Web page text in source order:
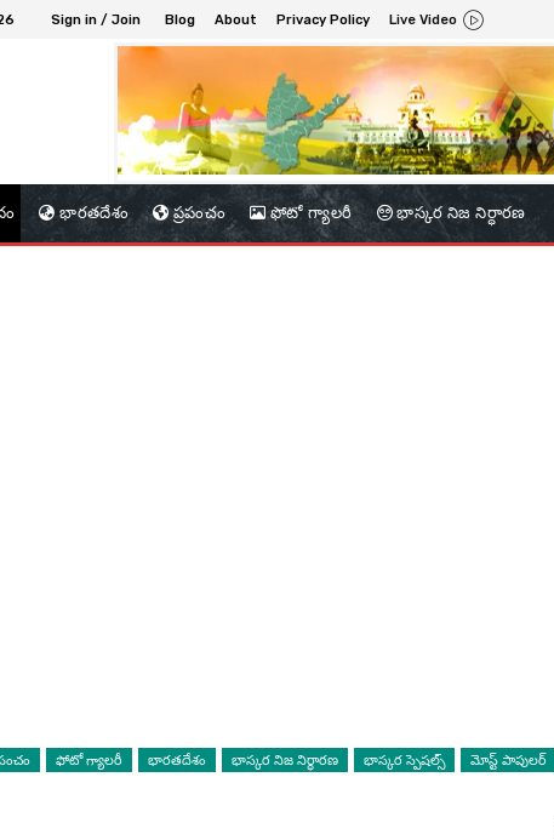
Sign in / Join Blog About Privacy Policy Live Video
భారతదేశం ప్రపంచం ఫోటో గ్యాలరీ భాస్కర నిజ నిర్ధారణ
ఫోటో గ్యాలరీ భారతదేశం భాస్కర నిజ నిర్ధారణ భాస్కర స్పెషల్స్ మోస్ట్ పాపులర్